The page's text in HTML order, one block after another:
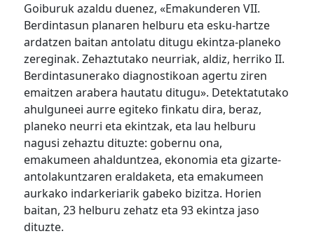
Goiburuk azaldu duenez, «Emakunderen VII.
Berdintasun planaren helburu eta esku-hartze
ardatzen baitan antolatu ditugu ekintza-planeko
zereginak. Zehaztutako neurriak, aldiz, herriko II.
Berdintasunerako diagnostikoan agertu ziren
emaitzen arabera hautatu ditugu». Detektatutako
ahulguneei aurre egiteko finkatu dira, beraz,
planeko neurri eta ekintzak, eta lau helburu
nagusi zehaztu dituzte: gobernu ona,
emakumeen ahalduntzea, ekonomia eta gizarte-
antolakuntzaren eraldaketa, eta emakumeen
aurkako indarkeriarik gabeko bizitza. Horien
baitan, 23 helburu zehatz eta 93 ekintza jaso
dituzte.